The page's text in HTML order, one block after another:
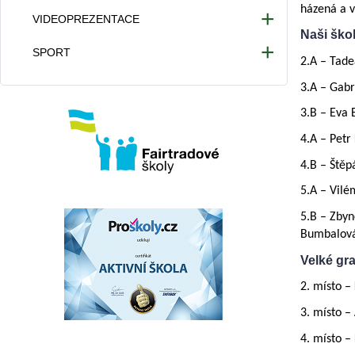
házená a
Naši
2.A –
3.A –
3.B – Eva
4.A – Petr
4.B –
5.A –
5.B –
Velké
2. místo –
3. místo –
4. místo –
VIDEOPREZENTACE
Videa 2025/2026
Videa 2022/2023
SPORT